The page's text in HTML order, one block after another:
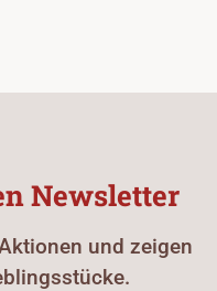
Newsletter
und zeigen